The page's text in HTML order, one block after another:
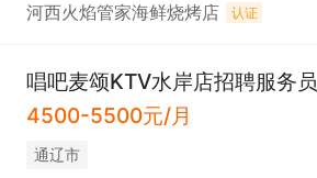
河西火焰管家海鲜烧烤店 认证
唱吧麦颂KTV水岸店招聘服务员
4500-5500元/月
通辽市